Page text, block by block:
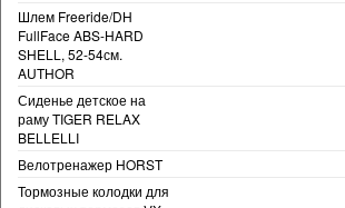
Шлем Freeride/DH
FullFace ABS-HARD
SHELL, 52-54см.
AUTHOR
Сиденье детское на
раму TIGER RELAX
BELLELLI
Велотренажер HORST
Тормозные колодки для